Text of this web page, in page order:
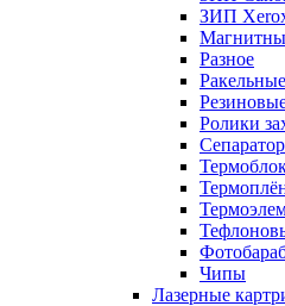
ЗИП
Разное
Ролики
Чипы
Лазерные